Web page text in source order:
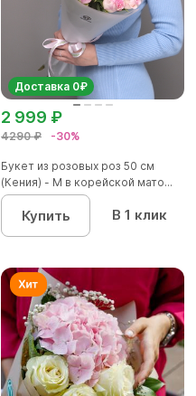
Доставка 0₽
4290 ₽ -30%
2 999 ₽
Букет из розовых роз 50 см
(Кения) - M в корейской мато...
Купить В 1 клик